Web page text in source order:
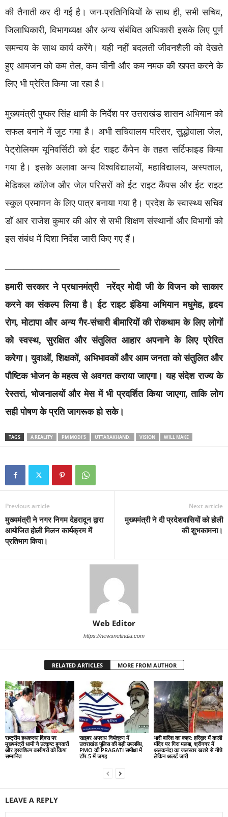
की तैनाती कर दी गई है। जन-प्रतिनिधियों के साथ ही, सभी सचिव,
जिलाधिकारी, विभागध्यक्ष और अन्य संबंधित अधिकारी इसके लिए पूर्ण
समन्वय के साथ कार्य करेंगे। यही नहीं बदलती जीवनशैली को देखते
हुए आमजन को कम तेल, कम चीनी और कम नमक की खपत करने के
लिए भी प्रेरित किया जा रहा है।
मुख्यमंत्री पुष्कर सिंह धामी के निर्देश पर उत्तराखंड शासन अभियान को
सफल बनाने में जुट गया है। अभी सचिवालय परिसर, सुद्धोवाला जेल,
पेट्रोलियम यूनिवर्सिटी को ईट राइट कैंपेन के तहत सर्टिफाइड किया
गया है। इसके अलावा अन्य विश्वविद्यालयों, महाविद्यालय, अस्पताल,
मेडिकल कॉलेज और जेल परिसरों को ईट राइट कैंपस और ईट राइट
स्कूल प्रमाणन के लिए पात्र बनाया गया है। प्रदेश के स्वास्थ्य सचिव
डॉ आर राजेश कुमार की ओर से सभी शिक्षण संस्थानों और विभागों को
इस संबंध में दिशा निर्देश जारी किए गए हैं।
————————————–
हमारी सरकार ने प्रधानमंत्री नरेंद्र मोदी जी के विजन को साकार
करने का संकल्प लिया है। ईट राइट इंडिया अभियान मधुमेह, हृदय
रोग, मोटापा और अन्य गैर-संचारी बीमारियों की रोकथाम के लिए लोगों
को स्वस्थ, सुरक्षित और संतुलित आहार अपनाने के लिए प्रेरित
करेगा। युवाओं, शिक्षकों, अभिभावकों और आम जनता को संतुलित और
पौष्टिक भोजन के महत्व से अवगत कराया जाएगा। यह संदेश राज्य के
रेस्तरां, भोजनालयों और मेस में भी प्रदर्शित किया जाएगा, ताकि लोग
सही पोषण के प्रति जागरूक हो सके।
TAGS A REALITY PM MODI'S UTTARAKHAND. VISION WILL MAKE
Previous article
मुख्यमंत्री ने नगर निगम देहरादून द्वारा
आयोजित होली मिलन कार्यक्रम में
प्रतिभाग किया।
Next article
मुख्यमंत्री ने दी प्रदेशवासियों को होली
की शुभकामना।
Web Editor
https://newsnetindia.com
RELATED ARTICLES MORE FROM AUTHOR
राष्ट्रीय हथकरघा दिवस पर
मुख्यमंत्री धामी ने उत्कृष्ट बुनकरों
और हस्तशिल्प कारीगरों को किया
सम्मानित
साइबर अपराध नियंत्रण में
उत्तराखंड पुलिस की बड़ी उपलब्धि,
PMO की PRAGATI समीक्षा में
टॉप-5 में जगह
भारी बारिश का कहर: हरिद्वार में काली
मंदिर पर गिरा मलबा, श्रीनगर में
अलकनंदा का जलस्तर खतरे से नीचे
लेकिन अलर्ट जारी
LEAVE A REPLY